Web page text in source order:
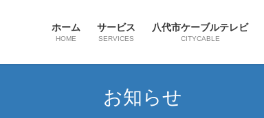
ホーム
HOME
サービス
SERVICES
八代市ケーブルテレビ
CITYCABLE
お知らせ